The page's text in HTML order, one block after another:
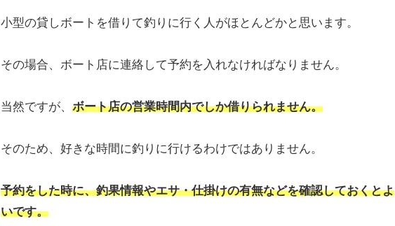
小型の貸しボートを借りて釣りに行く人がほとんどかと思います。
その場合、ボート店に連絡して予約を入れなければなりません。
当然ですが、ボート店の営業時間内でしか借りられません。
そのため、好きな時間に釣りに行けるわけではありません。
予約をした時に、釣果情報やエサ・仕掛けの有無などを確認しておくとよ
いです。